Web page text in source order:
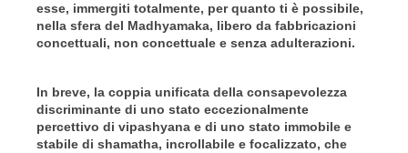
esse, immergiti totalmente, per quanto ti è possibile,
nella sfera del Madhyamaka, libero da fabbricazioni
concettuali, non concettuale e senza adulterazioni.
In breve, la coppia unificata della consapevolezza
discriminante di uno stato eccezionalmente
percettivo di vipashyana e di uno stato immobile e
stabile di shamatha, incrollabile e focalizzato, che